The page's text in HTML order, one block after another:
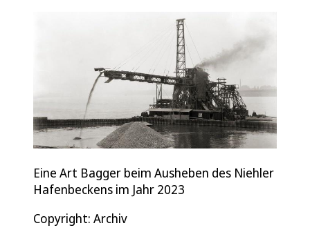
Eine Art Bagger beim Ausheben des Niehler
Hafenbeckens im Jahr 2023
Copyright: Archiv